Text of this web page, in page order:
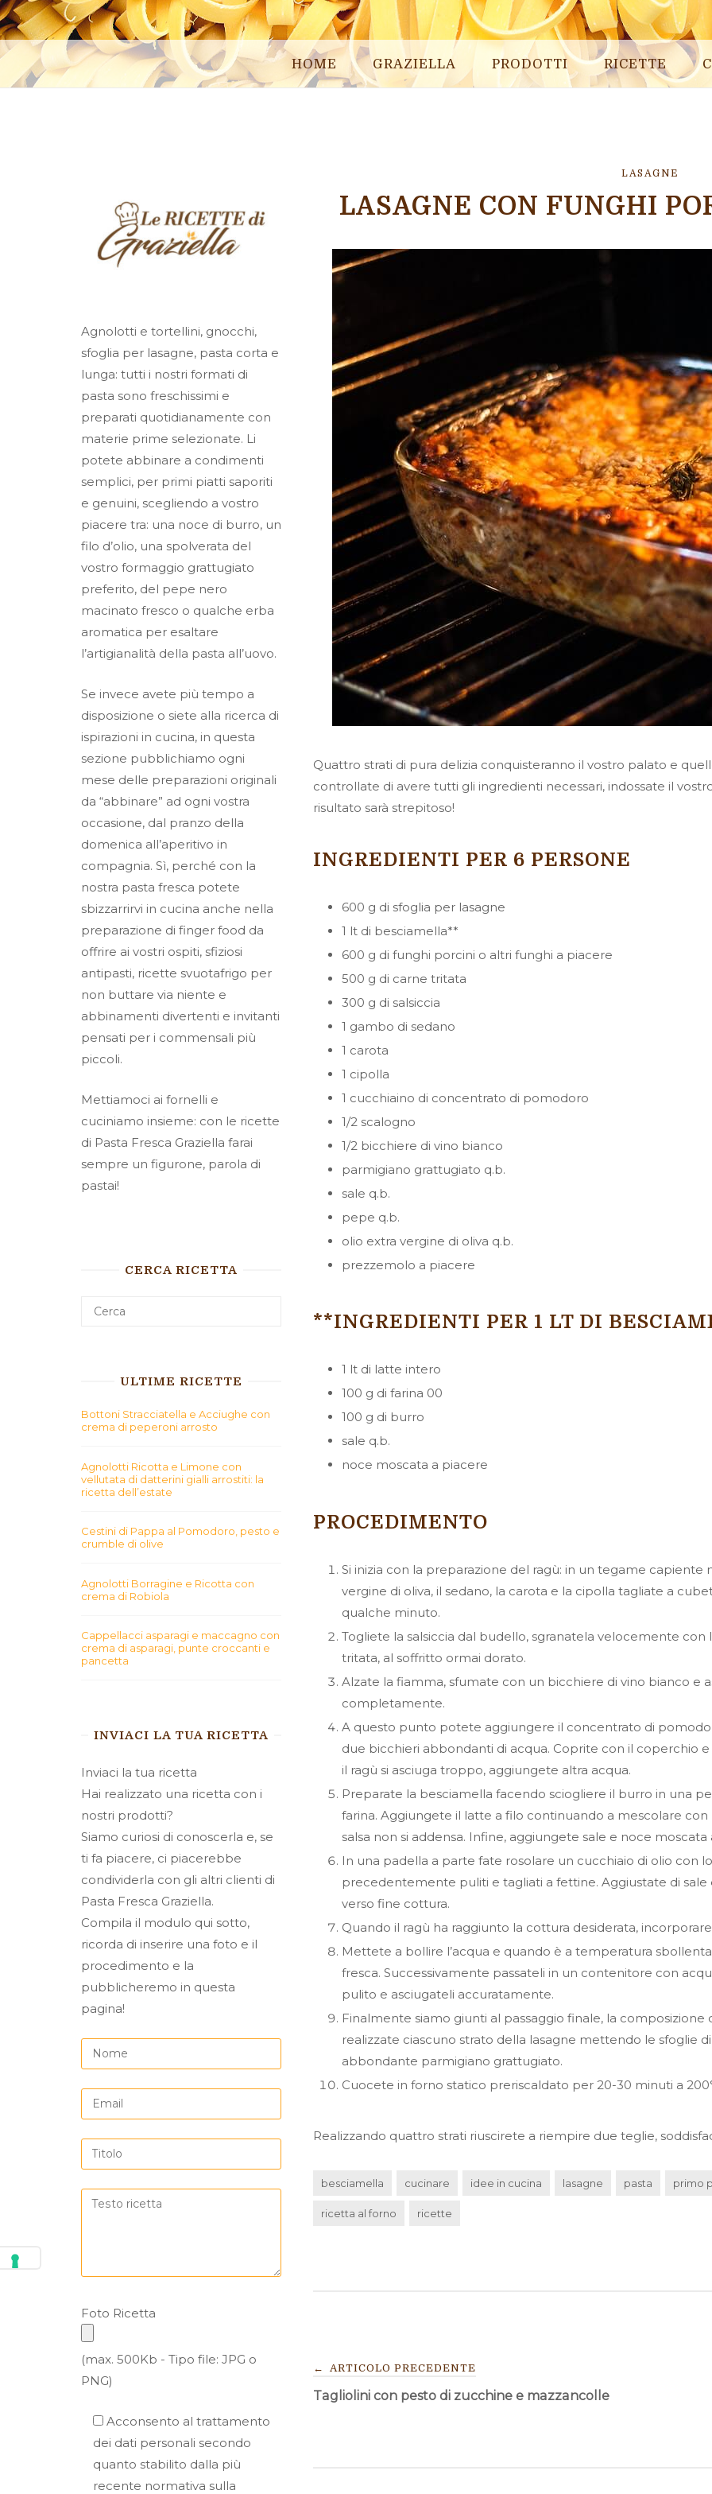
HOME GRAZIELLA PRODOTTI RICETTE
LASAGNE
LASAGNE CON FUNGHI
Quattro strati di pura delizia conquisteranno il vostro palato e
controllate di avere tutti gli ingredienti necessari, indossate il
risultato sarà strepitoso!
INGREDIENTI PER 6 PERSONE
600 g di sfoglia per lasagne
1 lt di besciamella**
600 g di funghi porcini o altri funghi a piacere
500 g di carne tritata
300 g di salsiccia
1 gambo di sedano
1 carota
1 cipolla
1 cucchiaino di concentrato di pomodoro
1/2 scalogno
1/2 bicchiere di vino bianco
parmigiano grattugiato q.b.
sale q.b.
pepe q.b.
olio extra vergine di oliva q.b.
prezzemolo a piacere
**INGREDIENTI PER 1 LT DI
1 lt di latte intero
100 g di farina 00
100 g di burro
sale q.b.
noce moscata a piacere
PROCEDIMENTO
Si inizia con la preparazione del ragù: in un tegame
vergine di oliva, il sedano, la carota e la cipolla tagliate a
qualche minuto.
Togliete la salsiccia dal budello, sgranatela velocemente
tritata, al soffritto ormai dorato.
Alzate la fiamma, sfumate con un bicchiere di vino bianco e
completamente.
A questo punto potete aggiungere il concentrato di
due bicchieri abbondanti di acqua. Coprite con il coperchio
il ragù si asciuga troppo, aggiungete altra acqua.
Preparate la besciamella facendo sciogliere il burro in una
farina. Aggiungete il latte a filo continuando a mescolare
salsa non si addensa. Infine, aggiungete sale e noce moscata
In una padella a parte fate rosolare un cucchiaio di olio con
precedentemente puliti e tagliati a fettine. Aggiustate di
verso fine cottura.
Quando il ragù ha raggiunto la cottura desiderata,
Mettete a bollire l’acqua e quando è a temperatura
fresca. Successivamente passateli in un contenitore con
pulito e asciugateli accuratamente.
Finalmente siamo giunti al passaggio finale, la
realizzate ciascuno strato della lasagne mettendo le sfoglie
abbondante parmigiano grattugiato.
Cuocete in forno statico preriscaldato per 20-30 minuti a
Realizzando quattro strati riuscirete a riempire due teglie,
besciamella cucinare idee in cucina lasagne pasta primo
ricetta al forno ricette
NAVIGAZIONE
ARTICOLI
← ARTICOLO PRECEDENTE
Tagliolini con pesto di zucchine e mazzancolle
Agnolotti e tortellini, gnocchi,
sfoglia per lasagne, pasta corta e
lunga: tutti i nostri formati di
pasta sono freschissimi e
preparati quotidianamente con
materie prime selezionate. Li
potete abbinare a condimenti
semplici, per primi piatti saporiti
e genuini, scegliendo a vostro
piacere tra: una noce di burro, un
filo d’olio, una spolverata del
vostro formaggio grattugiato
preferito, del pepe nero
macinato fresco o qualche erba
aromatica per esaltare
l’artigianalità della pasta all’uovo.
Se invece avete più tempo a
disposizione o siete alla ricerca di
ispirazioni in cucina, in questa
sezione pubblichiamo ogni
mese delle preparazioni originali
da “abbinare” ad ogni vostra
occasione, dal pranzo della
domenica all’aperitivo in
compagnia. Sì, perché con la
nostra pasta fresca potete
sbizzarrirvi in cucina anche nella
preparazione di finger food da
offrire ai vostri ospiti, sfiziosi
antipasti, ricette svuotafrigo per
non buttare via niente e
abbinamenti divertenti e invitanti
pensati per i commensali più
piccoli.
Mettiamoci ai fornelli e
cuciniamo insieme: con le ricette
di Pasta Fresca Graziella farai
sempre un figurone, parola di
pastai!
CERCA RICETTA
ULTIME RICETTE
Bottoni Stracciatella e Acciughe con
crema di peperoni arrosto
Agnolotti Ricotta e Limone con
vellutata di datterini gialli arrostiti: la
ricetta dell’estate
Cestini di Pappa al Pomodoro, pesto e
crumble di olive
Agnolotti Borragine e Ricotta con
crema di Robiola
Cappellacci asparagi e maccagno con
crema di asparagi, punte croccanti e
pancetta
INVIACI LA TUA RICETTA
Inviaci la tua ricetta
Hai realizzato una ricetta con i
nostri prodotti?
Siamo curiosi di conoscerla e, se
ti fa piacere, ci piacerebbe
condividerla con gli altri clienti di
Pasta Fresca Graziella.
Compila il modulo qui sotto,
ricorda di inserire una foto e il
procedimento e la
pubblicheremo in questa
pagina!
Foto Ricetta
(max. 500Kb - Tipo file: JPG o
PNG)
Acconsento al trattamento
dei dati personali secondo
quanto stabilito dalla più
recente normativa sulla